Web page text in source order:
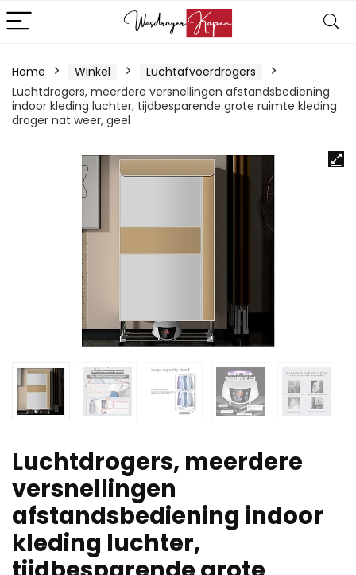
Home Winkel
Luchtafvoerdrogers
Luchtdrogers, meerdere versnellingen afstandsbediening
indoor kleding luchter, tijdbesparende grote ruimte kleding
droger nat weer, geel
Luchtdrogers, meerdere
versnellingen
afstandsbediening indoor
kleding luchter,